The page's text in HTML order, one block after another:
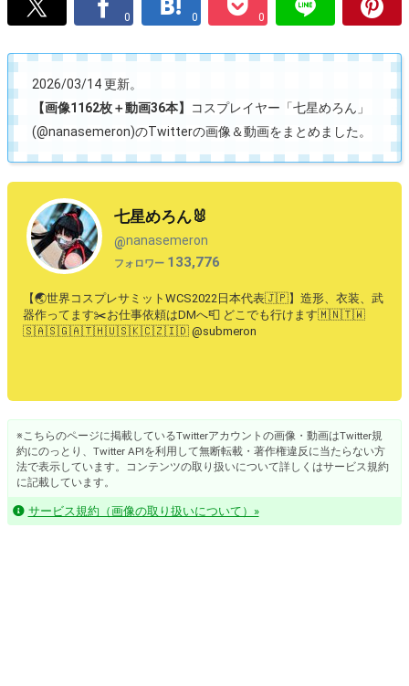
0 0 0
2026/03/14 更新。
【画像1162枚＋動画36本】
コスプレイヤー「七星めろん」
(@nanasemeron)のTwitterの画像＆動画をまとめました。
七星めろん🐰
@nanasemeron
フォロワー 133,776
【🌏世界コスプレサミットWCS2022日本代表🇯🇵】造形、衣装、武
器作ってます✂️お仕事依頼はDMへ📮 どこでも行けます🇲🇳🇹🇼
🇸🇦🇸🇬🇦🇹🇭🇺🇸🇰🇨🇿🇮🇩 @submeron
※こちらのページに掲載しているTwitterアカウントの画像・動画はTwitter規
約にのっとり、Twitter APIを利用して無断転載・著作権違反に当たらない方
法で表示しています。コンテンツの取り扱いについて詳しくはサービス規約
に記載しています。
サービス規約（画像の取り扱いについて）»